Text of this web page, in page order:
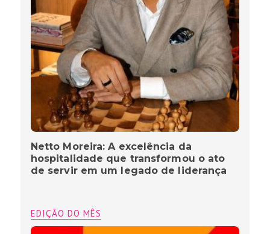
Netto Moreira: A excelência da
hospitalidade que transformou o ato
de servir em um legado de liderança
EDIÇÃO DO MÊS